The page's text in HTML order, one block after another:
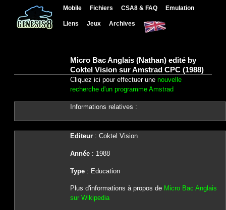
Mobile Fichiers CSA8 & FAQ Emulation
Liens Jeux Archives
Micro Bac Anglais (Nathan) edité by
Coktel Vision sur Amstrad CPC (1988)
Cliquez ici pour effectuer une nouvelle
recherche d'un programme Amstrad
Informations relatives :
Editeur: Coktel Vision
Année: 1988
Type: Education
Plus d'informations à propos de Micro Bac Anglais
sur Wikipedia